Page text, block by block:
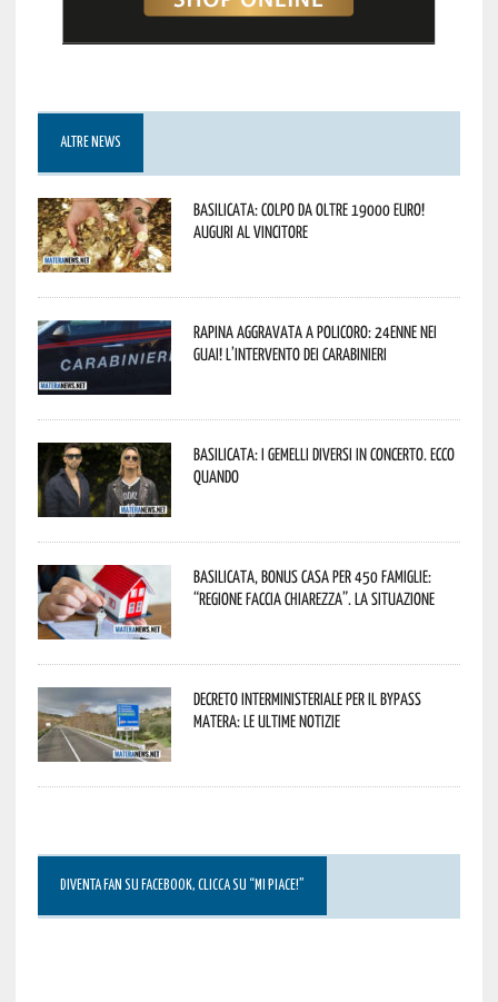
ALTRE NEWS
Basilicata: colpo da oltre 19000 Euro!
Auguri al vincitore
Rapina aggravata a Policoro: 24enne nei
guai! L’intervento dei Carabinieri
Basilicata: i Gemelli DiVersi in concerto. Ecco
quando
Basilicata, Bonus casa per 450 famiglie:
“Regione faccia chiarezza”. La situazione
Decreto interministeriale per il Bypass
Matera: le ultime notizie
DIVENTA FAN SU FACEBOOK, CLICCA SU “MI PIACE!”